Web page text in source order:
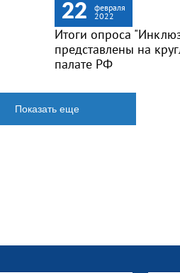
22
февраля
2022
Итоги опроса
представлены на
палате РФ
Показать еще